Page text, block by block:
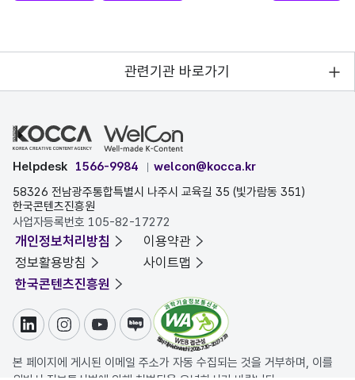
관련기관 바로가기
Helpdesk 1566-9984
welcon@kocca.kr
58326 전남광주통합특별시 나주시 교육길 35 (빛가람동 351)
한국콘텐츠진흥원
사업자등록번호 105-82-17272
개인정보처리방침
이용약관
정보활용방침
사이트맵
한국콘텐츠진흥원
링크드인인스타그램
유튜브블로그
본 페이지에 게시된 이메일 주소가 자동 수집되는 것을 거부하며, 이를